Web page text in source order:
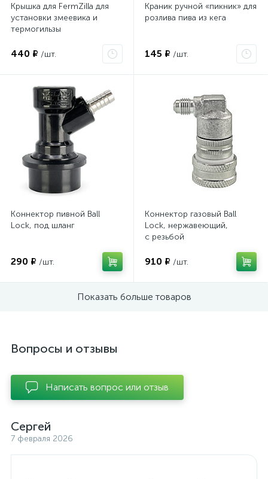
Крышка для FermZilla для
установки змеевика и
термогильзы
440 ₽ /шт.
Краник ручной «пикник» для
розлива пива из кега
145 ₽ /шт.
Коннектор пивной Ball
Lock, под шланг
290 ₽ /шт.
Коннектор газовый Ball
Lock, нержавеющий,
с резьбой
910 ₽ /шт.
Показать больше товаров
Вопросы и отзывы
Написать вопрос или отзыв
Сергей
7 февраля 2026